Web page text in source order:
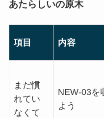
あたらしいの原木
項目 内容
まだ慣
れてい
なくて
NEW-03を
よう